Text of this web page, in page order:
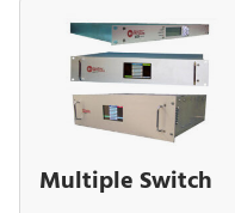
Multiple Switch